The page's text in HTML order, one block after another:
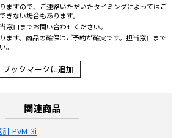
ますので、ご連絡いただいたタイミングによってはご
きない場合もあります。
窓口までお問い合わせください。
ます。商品の確保はご予約が確実です。担当窓口まで
。
ブックマークに追加
関連商品
PVM-3i